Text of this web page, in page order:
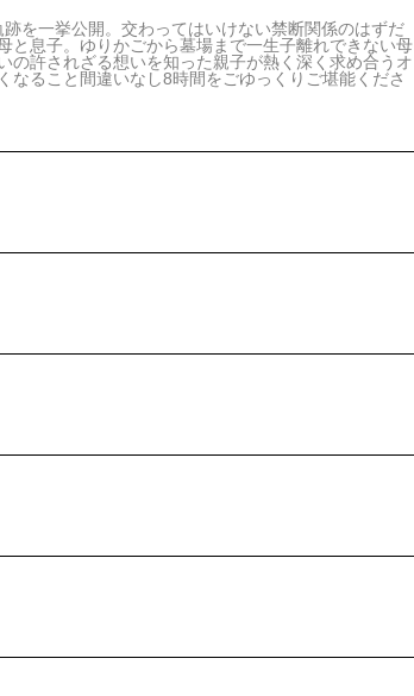
を一挙公開。交わってはいけない禁断関係のはずだ
息子。ゆりかごから墓場まで一生子離れできない母
許されざる想いを知った親子が熱く深く求め合うオ
ること間違いなし8時間をごゆっくりご堪能くださ